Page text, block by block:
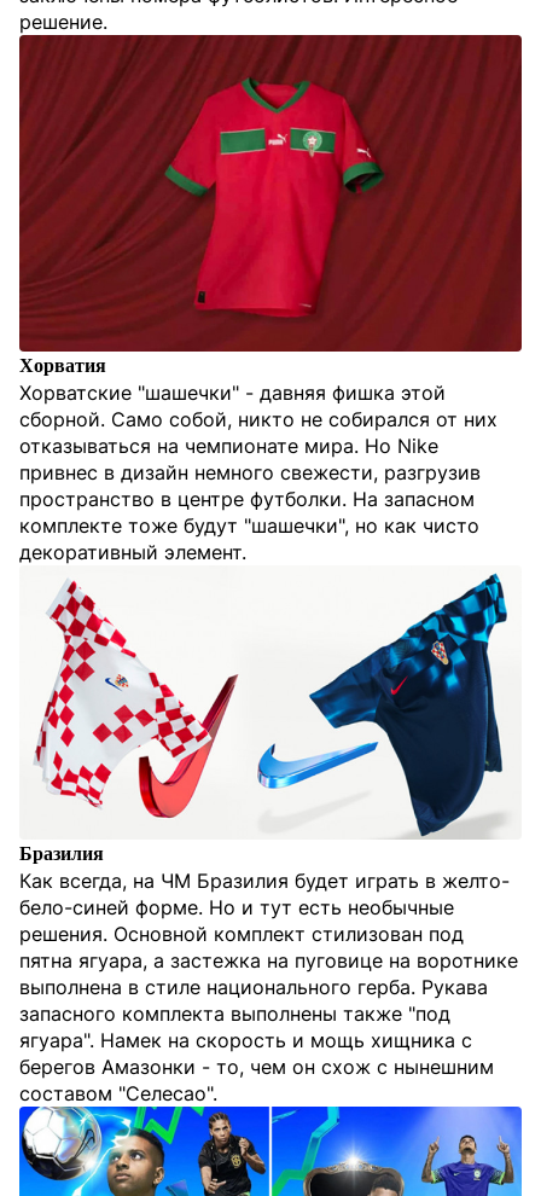
решение.
Хорватия
Хорватские "шашечки" - давняя фишка этой
сборной. Само собой, никто не собирался от них
отказываться на чемпионате мира. Но Nike
привнес в дизайн немного свежести, разгрузив
пространство в центре футболки. На запасном
комплекте тоже будут "шашечки", но как чисто
декоративный элемент.
Бразилия
Как всегда, на ЧМ Бразилия будет играть в желто-
бело-синей форме. Но и тут есть необычные
решения. Основной комплект стилизован под
пятна ягуара, а застежка на пуговице на воротнике
выполнена в стиле национального герба. Рукава
запасного комплекта выполнены также "под
ягуара". Намек на скорость и мощь хищника с
берегов Амазонки - то, чем он схож с нынешним
составом "Селесао".